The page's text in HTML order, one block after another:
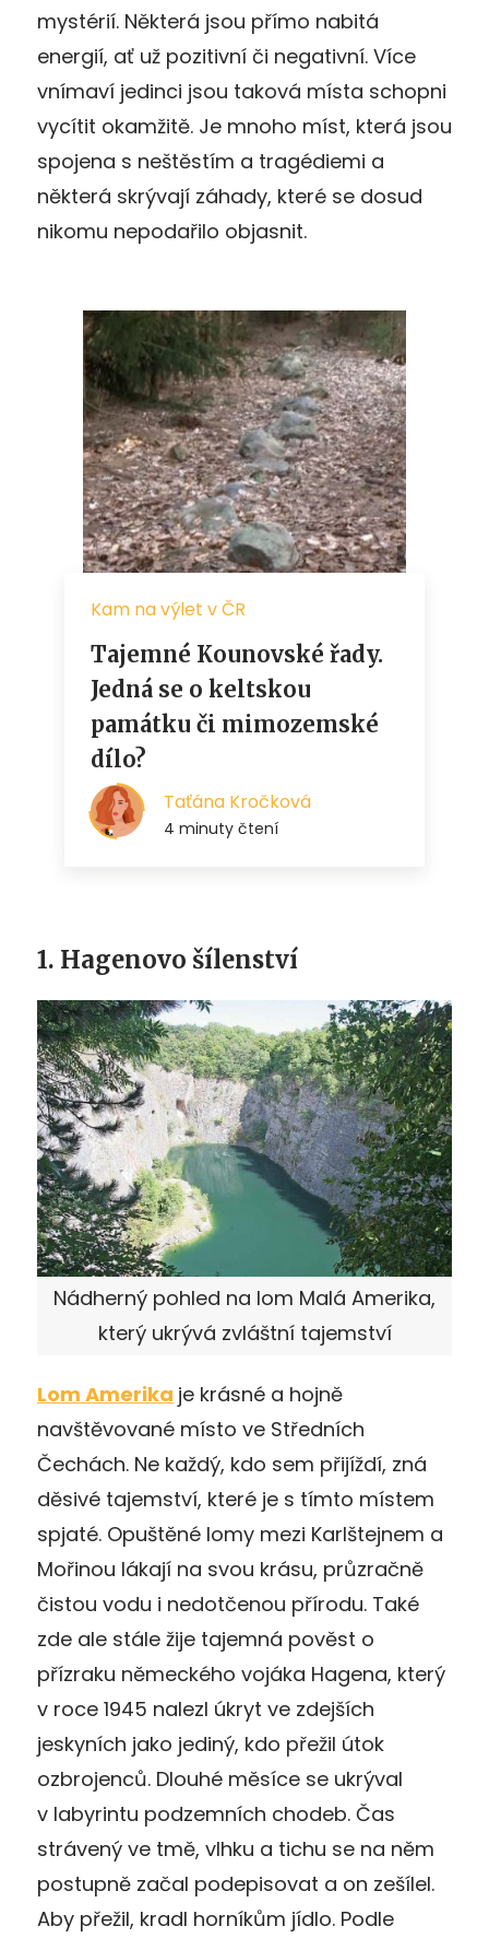
mystérií. Některá jsou přímo nabitá
energií, ať už pozitivní či negativní. Více
vnímaví jedinci jsou taková místa schopni
vycítit okamžitě. Je mnoho míst, která jsou
spojena s neštěstím a tragédiemi a
některá skrývají záhady, které se dosud
nikomu nepodařilo objasnit.
1. Hagenovo šílenství
Nádherný pohled na lom Malá Amerika,
který ukrývá zvláštní tajemství
Lom Amerika je krásné a hojně
navštěvované místo ve Středních
Čechách. Ne každý, kdo sem přijíždí, zná
děsivé tajemství, které je s tímto místem
spjaté. Opuštěné lomy mezi Karlštejnem a
Mořinou lákají na svou krásu, průzračně
čistou vodu i nedotčenou přírodu. Také
zde ale stále žije tajemná pověst o
přízraku německého vojáka Hagena, který
v roce 1945 nalezl úkryt ve zdejších
jeskyních jako jediný, kdo přežil útok
ozbrojenců. Dlouhé měsíce se ukrýval
v labyrintu podzemních chodeb. Čas
strávený ve tmě, vlhku a tichu se na něm
postupně začal podepisovat a on zešílel.
Aby přežil, kradl horníkům jídlo. Podle